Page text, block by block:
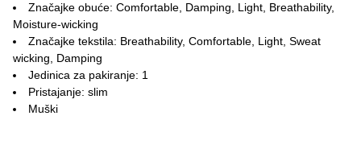
Značajke obuće: Comfortable, Damping, Light, Breathability,
Moisture-wicking
Značajke tekstila: Breathability, Comfortable, Light, Sweat
wicking, Damping
Jedinica za pakiranje: 1
Pristajanje: slim
Muški